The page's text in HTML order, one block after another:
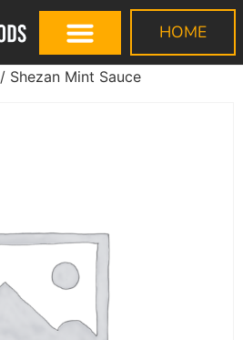
HOME
/ Shezan Mint Sauce